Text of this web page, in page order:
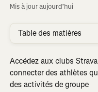
Mis à jour aujourd’hui
Table des matières
Accédez aux clubs
connecter des athlètes
des activités de groupe